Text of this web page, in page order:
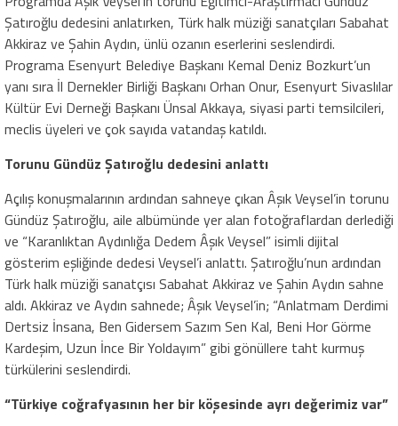
Şatıroğlu dedesini anlatırken, Türk halk müziği sanatçıları Sabahat
Akkiraz ve Şahin Aydın, ünlü ozanın eserlerini seslendirdi.
Programa Esenyurt Belediye Başkanı Kemal Deniz Bozkurt’un
yanı sıra İl Dernekler Birliği Başkanı Orhan Onur, Esenyurt Sivaslılar
Kültür Evi Derneği Başkanı Ünsal Akkaya, siyasi parti temsilcileri,
meclis üyeleri ve çok sayıda vatandaş katıldı.
Torunu Gündüz Şatıroğlu dedesini anlattı
Açılış konuşmalarının ardından sahneye çıkan Âşık Veysel’in torunu
Gündüz Şatıroğlu, aile albümünde yer alan fotoğraflardan derlediği
ve “Karanlıktan Aydınlığa Dedem Âşık Veysel” isimli dijital
gösterim eşliğinde dedesi Veysel’i anlattı. Şatıroğlu’nun ardından
Türk halk müziği sanatçısı Sabahat Akkiraz ve Şahin Aydın sahne
aldı. Akkiraz ve Aydın sahnede; Âşık Veysel’in; “Anlatmam Derdimi
Dertsiz İnsana, Ben Gidersem Sazım Sen Kal, Beni Hor Görme
Kardeşim, Uzun İnce Bir Yoldayım” gibi gönüllere taht kurmuş
türkülerini seslendirdi.
“Türkiye coğrafyasının her bir köşesinde ayrı değerimiz var”